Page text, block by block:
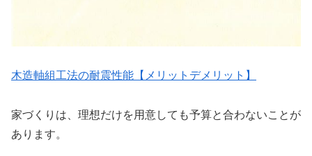
木造軸組工法の耐震性能【メリットデメリット】
家づくりは、理想だけを用意しても予算と合わないことが
あります。